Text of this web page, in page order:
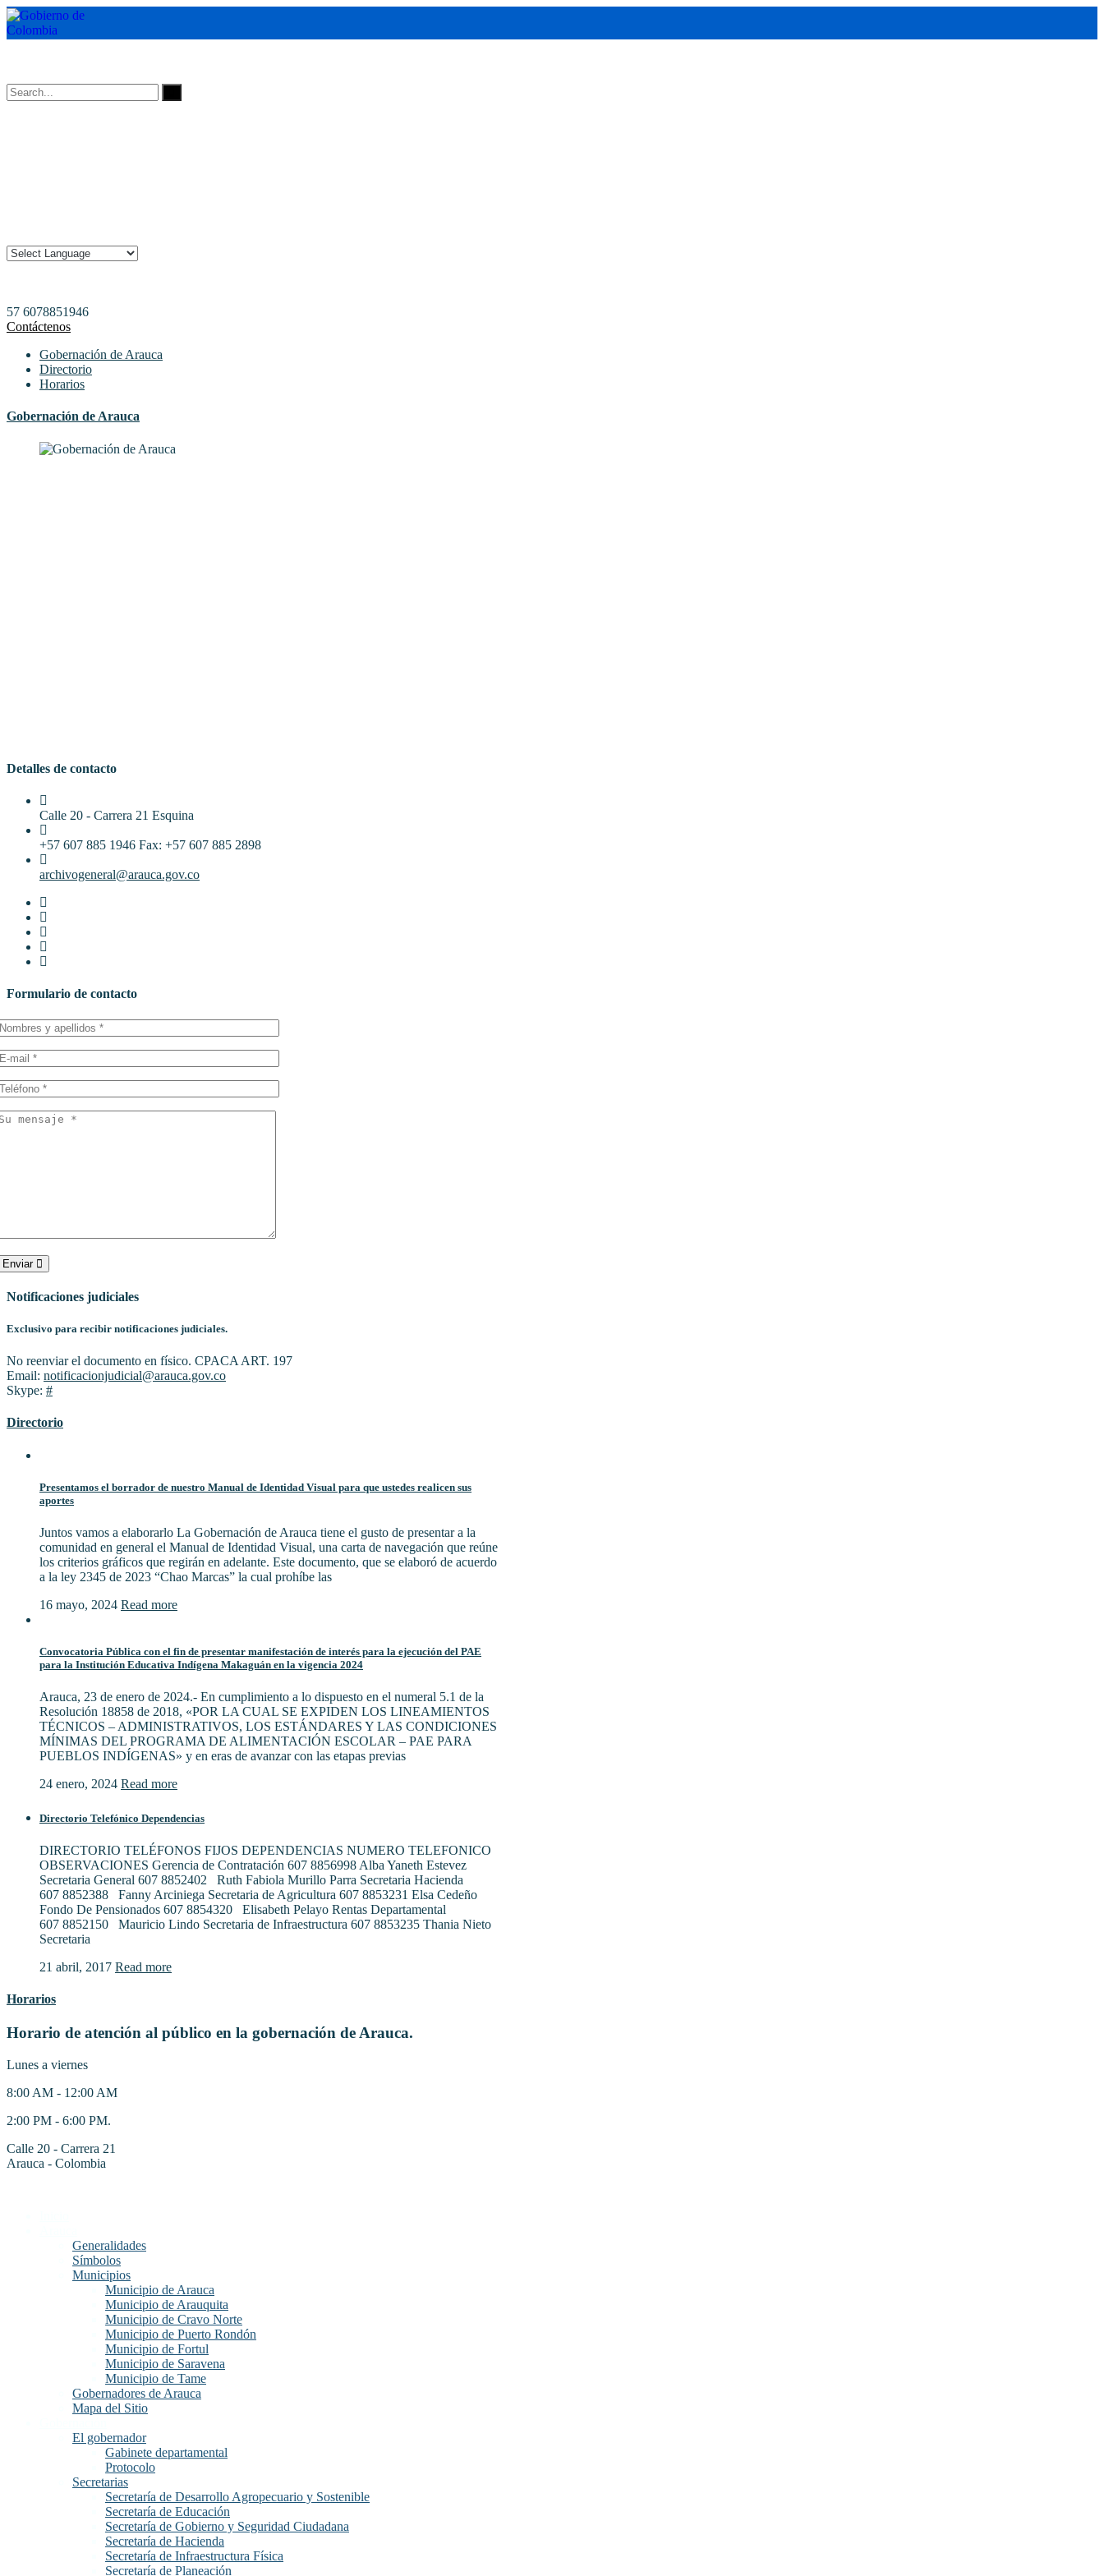
57 6078851946
Contáctenos
Gobernación de Arauca
Directorio
Horarios
Gobernación de Arauca
Detalles de contacto
Calle 20 - Carrera 21 Esquina
+57 607 885 1946 Fax: +57 607 885 2898
archivogeneral@arauca.gov.co
Formulario de contacto
Enviar
Notificaciones judiciales
Exclusivo para recibir notificaciones judiciales.
No reenviar el documento en físico. CPACA ART. 197
Email: notificacionjudicial@arauca.gov.co
Skype: #
Directorio
Presentamos el borrador de nuestro Manual de Identidad Visual para que ustedes realicen sus
aportes
Juntos vamos a elaborarlo La Gobernación de Arauca tiene el gusto de presentar a la
comunidad en general el Manual de Identidad Visual, una carta de navegación que reúne
los criterios gráficos que regirán en adelante. Este documento, que se elaboró de acuerdo
a la ley 2345 de 2023 “Chao Marcas” la cual prohíbe las
16 mayo, 2024 Read more
Convocatoria Pública con el fin de presentar manifestación de interés para la ejecución del PAE
para la Institución Educativa Indígena Makaguán en la vigencia 2024
Arauca, 23 de enero de 2024.- En cumplimiento a lo dispuesto en el numeral 5.1 de la
Resolución 18858 de 2018, «POR LA CUAL SE EXPIDEN LOS LINEAMIENTOS
TÉCNICOS – ADMINISTRATIVOS, LOS ESTÁNDARES Y LAS CONDICIONES
MÍNIMAS DEL PROGRAMA DE ALIMENTACIÓN ESCOLAR – PAE PARA
PUEBLOS INDÍGENAS» y en eras de avanzar con las etapas previas
24 enero, 2024 Read more
Directorio Telefónico Dependencias
DIRECTORIO TELÉFONOS FIJOS DEPENDENCIAS NUMERO TELEFONICO
OBSERVACIONES Gerencia de Contratación 607 8856998 Alba Yaneth Estevez
Secretaria General 607 8852402 Ruth Fabiola Murillo Parra Secretaria Hacienda
607 8852388 Fanny Arciniega Secretaria de Agricultura 607 8853231 Elsa Cedeño
Fondo De Pensionados 607 8854320 Elisabeth Pelayo Rentas Departamental
607 8852150 Mauricio Lindo Secretaria de Infraestructura 607 8853235 Thania Nieto
Secretaria
21 abril, 2017 Read more
Horarios
Horario de atención al público en la gobernación de Arauca.
Lunes a viernes
8:00 AM - 12:00 AM
2:00 PM - 6:00 PM.
Calle 20 - Carrera 21
Arauca - Colombia
Generalidades
Símbolos
Municipios
Municipio de Arauca
Municipio de Arauquita
Municipio de Cravo Norte
Municipio de Puerto Rondón
Municipio de Fortul
Municipio de Saravena
Municipio de Tame
Gobernadores de Arauca
Mapa del Sitio
El gobernador
Gabinete departamental
Protocolo
Secretarias
Secretaría de Desarrollo Agropecuario y Sostenible
Secretaría de Educación
Secretaría de Gobierno y Seguridad Ciudadana
Secretaría de Hacienda
Secretaría de Infraestructura Física
Secretaría de Planeación